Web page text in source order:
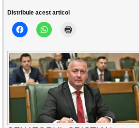
Distribuie acest articol